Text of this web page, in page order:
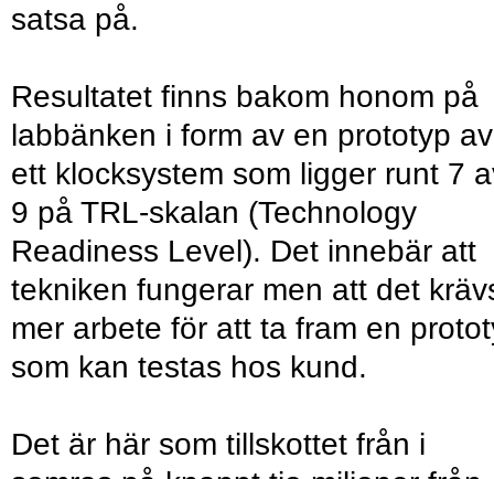
satsa på.
Resultatet finns bakom honom på
labbänken i form av en proto­typ av
ett klocksystem som ligger runt 7
9 på TRL-skalan (Technology
Readiness Level). Det innebär att
tekniken fungerar men att det
mer arbete för att ta fram en
som kan testas hos kund.
Det är här som tillskottet från i